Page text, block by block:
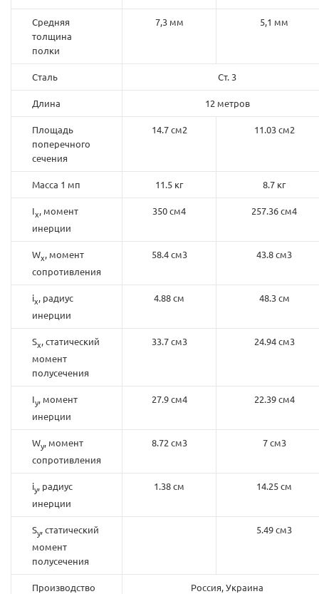
Средняя
толщина
полки
7,3 мм 5,1 мм
Сталь Ст. 3
Длина 12 метров
Площадь
поперечного
сечения
14.7 см2 11.03 см2
Масса 1 мп 11.5 кг 8.7 кг
Ix, момент
инерции
350 см4 257.36 см4
Wx, момент
сопротивления
58.4 см3 43.8 см3
ix, радиус
инерции
4.88 см 48.3 см
Sx, статический
момент
полусечения
33.7 см3 24.94 см3
Iy, момент
инерции
27.9 см4 22.39 см4
Wy, момент
сопротивления
8.72 см3 7 см3
iy, радиус
инерции
1.38 см 14.25 см
Sy, статический
момент
полусечения
5.49 см3
Производство Россия, Украина